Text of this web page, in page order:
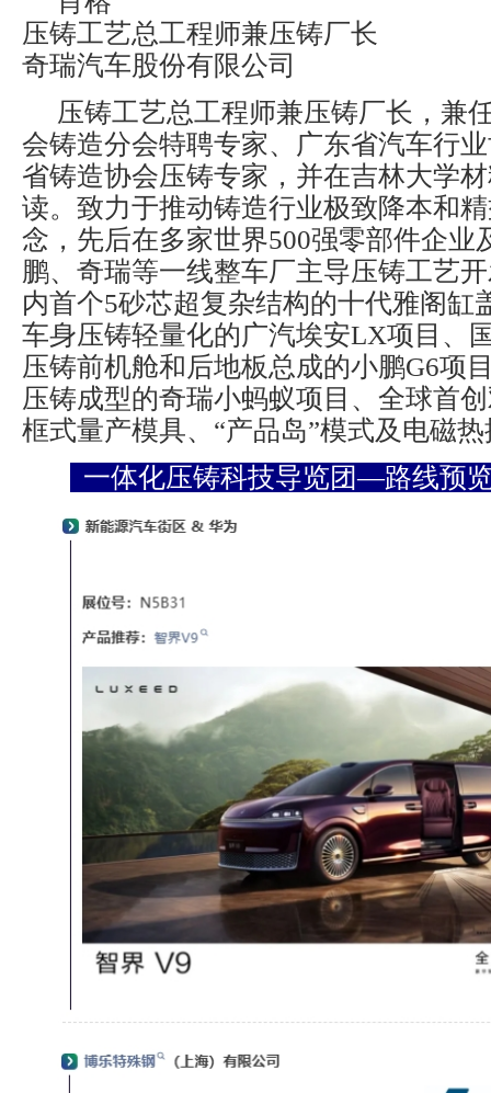
压铸工艺总工程师兼压铸厂长
奇瑞汽车股份有限公司
压铸工艺总工程师兼压铸厂长，兼
会铸造分会特聘专家、广东省汽车行
省铸造协会压铸专家，并在吉林大学
读。致力于推动铸造行业极致降本和
念，先后在多家世界500强零部件企业
鹏、奇瑞等一线整车厂主导压铸工艺
内首个5砂芯超复杂结构的十代雅阁缸
车身压铸轻量化的广汽埃安LX项目、
压铸前机舱和后地板总成的小鹏G6项
压铸成型的奇瑞小蚂蚁项目、全球首
框式量产模具、“产品岛”模式及电磁
一体化压铸科技导览团—路线预